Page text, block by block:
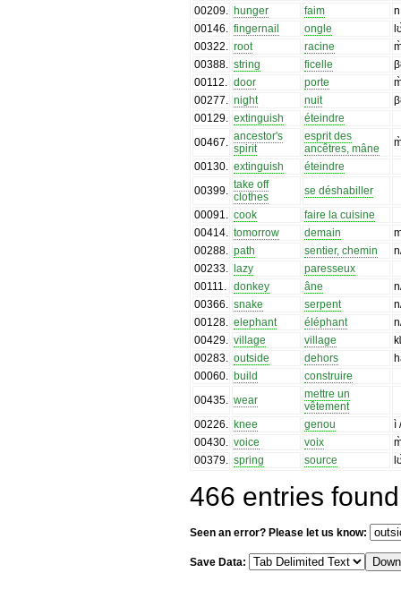
00209. hunger faim
n
00146. fingernail ongle
00322. root racine
00388. string ficelle
00112. door porte
00277. night nuit
00129. extinguish
éteindre
00467. ancestor's
spirit
esprit des
ancêtres, mâne
00130. extinguish
éteindre
00399. take off
clothes
se déshabiller
00091. cook
faire la cuisine
00414. tomorrow demain
00288. path sentier, chemin
00233. lazy
paresseux
00111. donkey âne
00366. snake serpent
00128. elephant éléphant
00429. village village
00283. outside dehors
00060. build
construire
00435. wear
mettre un
vêtement
00226. knee genou
ì
00430. voice voix
00379. spring source
466 entries found
Seen an error? Please let us know:
Save Data: